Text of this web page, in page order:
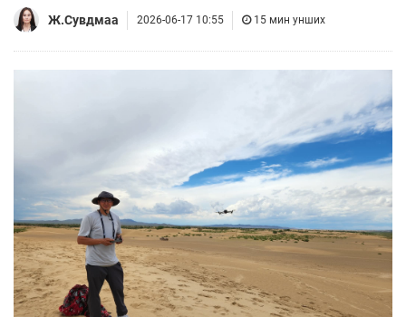
Ж.Сувдмаа 2026-06-17 10:55 15 мин унших